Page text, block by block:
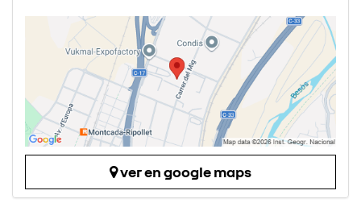
ver en google maps